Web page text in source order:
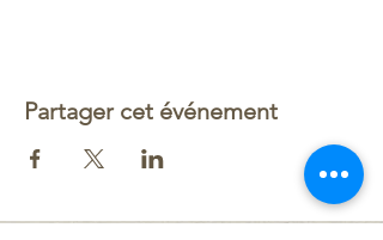
Partager cet événement